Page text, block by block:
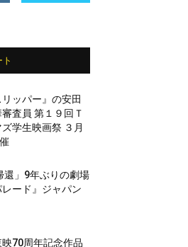
リッパー』の安田
査員 第１９回Ｔ
学生映画祭 ３月
還」9年ぶりの劇場
ード』ジャパン
70周年記念作品